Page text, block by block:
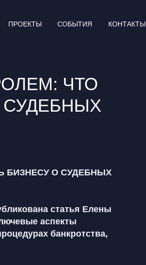
ПРОЕКТЫ СОБЫТИЯ КОНТАКТЫ
ЧТО
БИЗНЕСУ О СУДЕБНЫХ
статья Елены
аспекты
банкротства,